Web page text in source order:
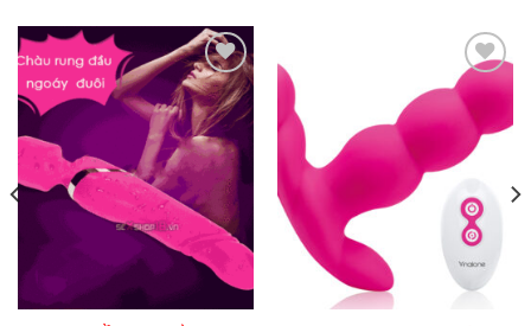
Add to
wishlist
Add to
wishlist